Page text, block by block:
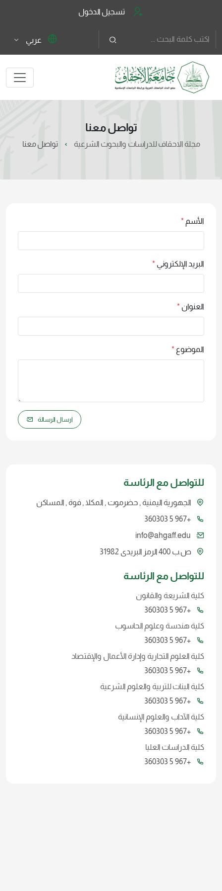
تسجيل الدخول
عربي
تواصل معنا
مجلة الاحقاف للدراسات والبحوث الشرعية تواصل معنا
الأسم *
البريد الإلكتروني *
العنوان *
الموضوع *
ارسال الرسالة
للتواصل مع الرئاسة
الجهورية اليمنية , حضرموت , المكلا , فوة , المساكن
+967 5 360303
info@ahgaff.edu
ص.ب 400 الرمز البريدى 31982
للتواصل مع الرئاسة
كلية الشريعة والقانون
+967 5 360303
كلية هندسة وعلوم الحاسوب
+967 5 360303
كلية العلوم التجارية وإدارة الأعمال والإقتصاد
+967 5 360303
كلية البنات للتربية والعلوم الشرعية
+967 5 360303
كلية الآداب والعلوم الإنسانية
+967 5 360303
كلية الدراسات العليا
+967 5 360303